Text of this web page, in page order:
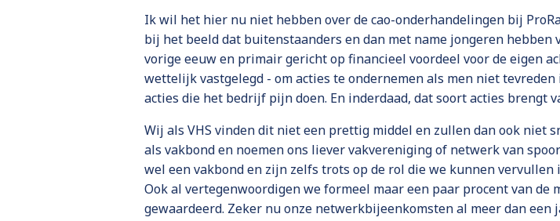
Ik wil het hier nu niet hebben over de cao-onderhandelingen bij
bij het beeld dat buitenstaanders en dan met name jongeren hebben
vorige eeuw en primair gericht op financieel voordeel voor de eigen
wettelijk vastgelegd - om acties te ondernemen als men niet
acties die het bedrijf pijn doen. En inderdaad, dat soort acties brengt
Wij als VHS vinden dit niet een prettig middel en zullen dan ook niet
als vakbond en noemen ons liever vakvereniging of netwerk van
wel een vakbond en zijn zelfs trots op de rol die we kunnen
Ook al vertegenwoordigen we formeel maar een paar procent van
gewaardeerd. Zeker nu onze netwerkbijeenkomsten al meer dan